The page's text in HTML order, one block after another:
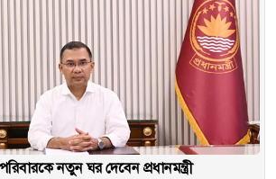
নতুন ঘর দেবেন প্রধানমন্ত্রী